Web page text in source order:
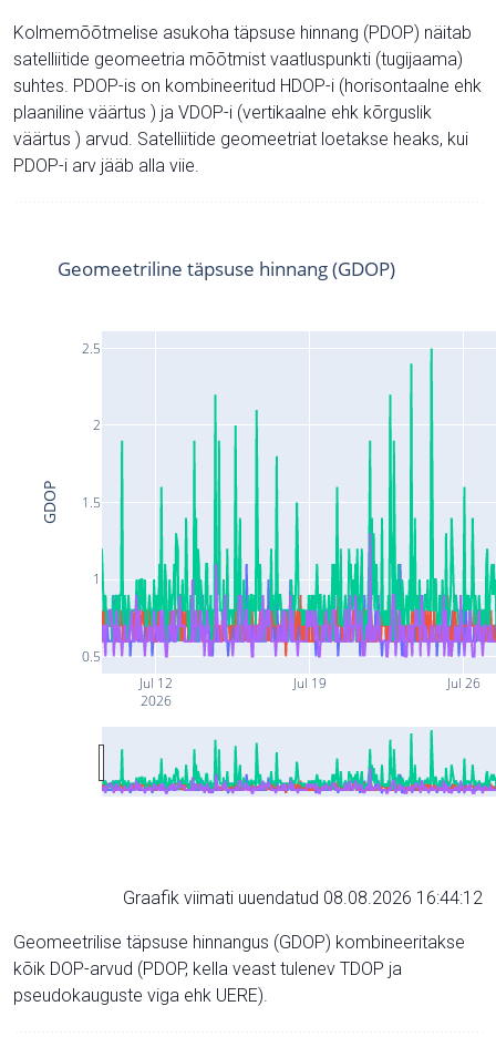
Kolmemõõtmelise asukoha täpsuse hinnang (PDOP) näitab
satelliitide geomeetria mõõtmist vaatluspunkti (tugijaama)
suhtes. PDOP-is on kombineeritud HDOP-i (horisontaalne ehk
plaaniline väärtus ) ja VDOP-i (vertikaalne ehk kõrguslik
väärtus ) arvud. Satelliitide geomeetriat loetakse heaks, kui
PDOP-i arv jääb alla viie.
Jul 12
2026
Jul 19 Jul 26
0.5
1
1.5
2
2.5
Geomeetriline täpsuse hinnang (GDOP)
GDOP
Graafik viimati uuendatud 08.08.2026 16:44:12
Geomeetrilise täpsuse hinnangus (GDOP) kombineeritakse
kõik DOP-arvud (PDOP, kella veast tulenev TDOP ja
pseudokauguste viga ehk UERE).